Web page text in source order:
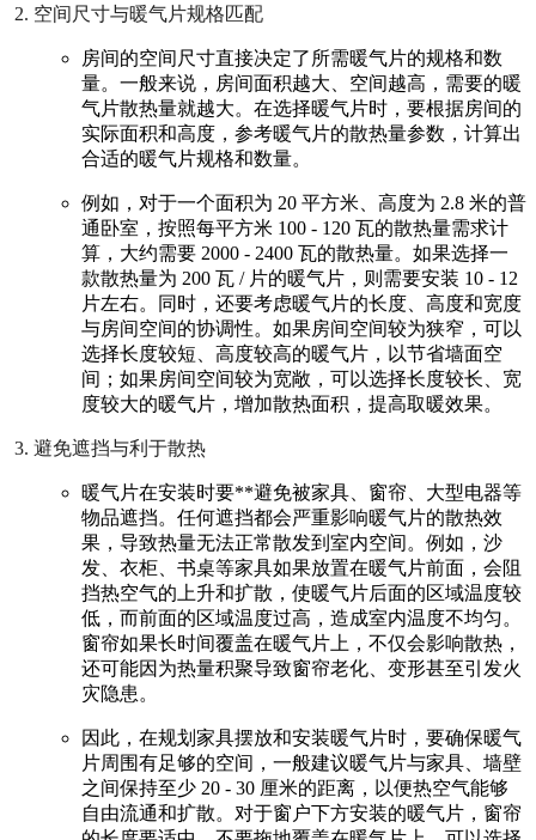
空间尺寸与暖气片规格匹配
房间的空间尺寸直接决定了所需暖气片的规格和数
量。一般来说，房间面积越大、空间越高，需要的暖
气片散热量就越大。在选择暖气片时，要根据房间的
实际面积和高度，参考暖气片的散热量参数，计算出
合适的暖气片规格和数量。
例如，对于一个面积为 20 平方米、高度为 2.8 米的普
通卧室，按照每平方米 100 - 120 瓦的散热量需求计
算，大约需要 2000 - 2400 瓦的散热量。如果选择一
款散热量为 200 瓦 / 片的暖气片，则需要安装 10 - 12
片左右。同时，还要考虑暖气片的长度、高度和宽度
与房间空间的协调性。如果房间空间较为狭窄，可以
选择长度较短、高度较高的暖气片，以节省墙面空
间；如果房间空间较为宽敞，可以选择长度较长、宽
度较大的暖气片，增加散热面积，提高取暖效果。
避免遮挡与利于散热
暖气片在安装时要**避免被家具、窗帘、大型电器等
物品遮挡。任何遮挡都会严重影响暖气片的散热效
果，导致热量无法正常散发到室内空间。例如，沙
发、衣柜、书桌等家具如果放置在暖气片前面，会阻
挡热空气的上升和扩散，使暖气片后面的区域温度较
低，而前面的区域温度过高，造成室内温度不均匀。
窗帘如果长时间覆盖在暖气片上，不仅会影响散热，
还可能因为热量积聚导致窗帘老化、变形甚至引发火
灾隐患。
因此，在规划家具摆放和安装暖气片时，要确保暖气
片周围有足够的空间，一般建议暖气片与家具、墙壁
之间保持至少 20 - 30 厘米的距离，以便热空气能够
自由流通和扩散。对于窗户下方安装的暖气片，窗帘